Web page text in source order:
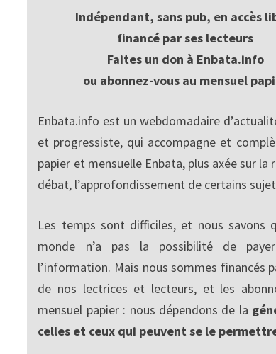
Indépendant, sans pub, en accès
financé par ses lecteurs
Faites un don à Enbata.info
ou abonnez-vous au mensuel
Enbata.info est un webdomadaire
et progressiste, qui accompagne et
papier et mensuelle Enbata, plus axée sur la
débat, l’approfondissement de certains
Les temps sont difficiles, et nous savons
monde n’a pas la possibilité de
l’information. Mais nous sommes financés
de nos lectrices et lecteurs, et les
mensuel papier : nous dépendons de la
celles et ceux qui peuvent se le